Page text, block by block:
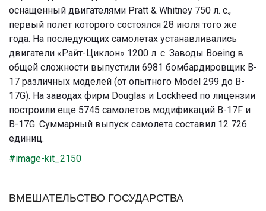
оснащенный двигателями Pratt & Whitney 750 л. с.,
первый полет которого состоялся 28 июля того же
года. На последующих самолетах устанавливались
двигатели «Райт-Циклон» 1200 л. с. Заводы Boeing в
общей сложности выпустили 6981 бомбардировщик B-
17 различных моделей (от опытного Model 299 до B-
17G). На заводах фирм Douglas и Lockheed по лицензии
построили еще 5745 самолетов модификаций B-17F и
B-17G. Суммарный выпуск самолета составил 12 726
единиц.
#image-kit_2150
ВМЕШАТЕЛЬСТВО ГОСУДАРСТВА